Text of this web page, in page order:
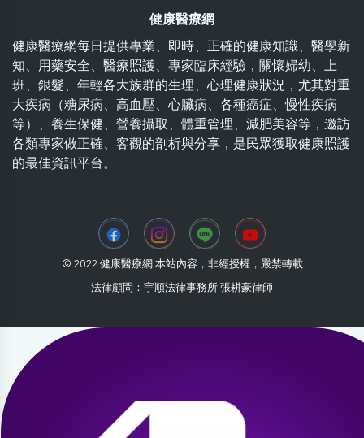
健康醫療網
健康醫療網每日提供專業、即時、正確的健康知識、醫學新
知、用藥安全、醫療照護、專家臨床經驗，關懷婦幼、上
班、銀髮、年輕各大族群的生理、心理健康狀況，尤其對重
大疾病（糖尿病、高血壓、心臟病、各種癌症、慢性疾病
等）、養生保健、營養攝取、體重管理、減肥美容等，邀訪
各類專家做正確、客觀的剖析與分享，是民眾獲取健康照護
的最佳資訊平台。
© 2022 健康醫療網 本站內容，非經授權，嚴禁轉載
法律顧問：宇順法律事務所 張耕豪律師